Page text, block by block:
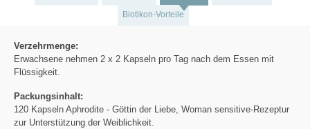
Biotikon-Vorteile
Verzehrmenge:
Erwachsene nehmen 2 x 2 Kapseln pro Tag nach dem Essen mit
Flüssigkeit.
Packungsinhalt:
120 Kapseln Aphrodite - Göttin der Liebe, Woman sensitive-Rezeptur
zur Unterstützung der Weiblichkeit.